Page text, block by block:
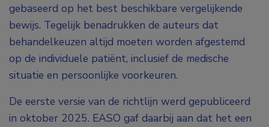
gebaseerd op het best beschikbare vergelijkende
bewijs. Tegelijk benadrukken de auteurs dat
behandelkeuzen altijd moeten worden afgestemd
op de individuele patiënt, inclusief de medische
situatie en persoonlijke voorkeuren.
De eerste versie van de richtlijn werd gepubliceerd
in oktober 2025. EASO gaf daarbij aan dat het een